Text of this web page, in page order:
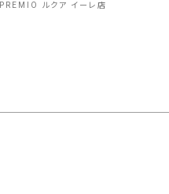
PREMIO ルクア イーレ店